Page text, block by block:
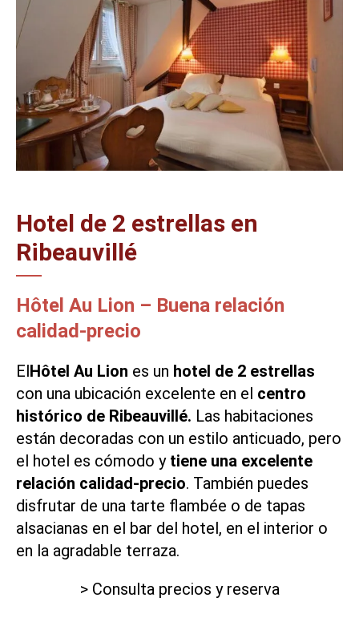
Hotel de 2 estrellas en
Ribeauvillé
Hôtel Au Lion – Buena relación
calidad-precio
ElHôtel Au Lion es un hotel de 2 estrellas
con una ubicación excelente en el centro
histórico de Ribeauvillé. Las habitaciones
están decoradas con un estilo anticuado, pero
el hotel es cómodo y tiene una excelente
relación calidad-precio. También puedes
disfrutar de una tarte flambée o de tapas
alsacianas en el bar del hotel, en el interior o
en la agradable terraza.
> Consulta precios y reserva